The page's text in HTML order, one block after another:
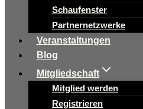
Schaufenster
Partnernetzwerke
Veranstaltungen
Blog
Mitgliedschaft
Mitglied werden
Registrieren